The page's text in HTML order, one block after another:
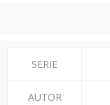
SERIE
AUTOR